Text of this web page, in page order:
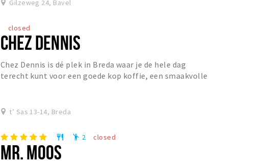
Gilzeweg 24, Bavel
closed
CHEZ DENNIS
Chez Dennis is dé plek in Breda waar je de hele dag
terecht kunt voor een goede kop koffie, een smaakvolle
t’ Sas 13-14, Breda
restaurant emoji_people 2 closed
MR. MOOS